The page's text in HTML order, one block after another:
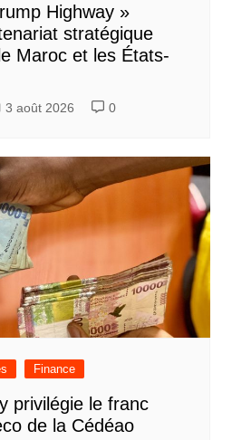
Highway »
stratégique
Maroc et les États-
3 août 2026 0
Finance
privilégie le franc
de la Cédéao